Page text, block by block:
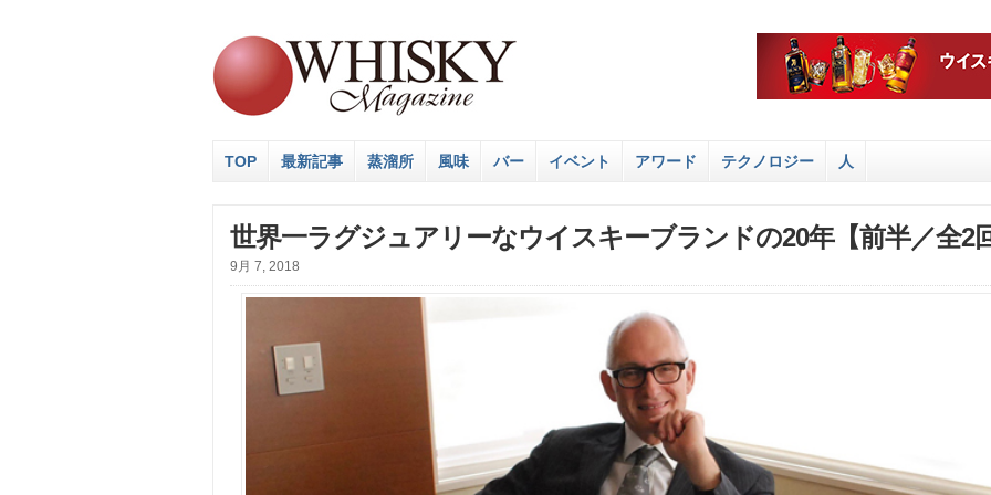
TOP 最新記事 蒸溜所 風味 バー イベント アワード テクノロジー 人
世界一ラグジュアリーなウイスキーブランドの20年【前半／全2
9月 7, 2018